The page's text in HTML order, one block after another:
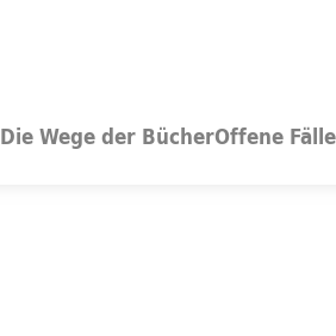
Die Wege der BücherOffene Fälle